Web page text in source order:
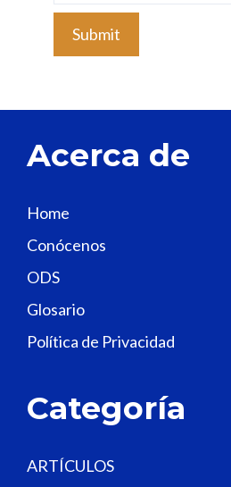
l
a
h
f
i
e
d
b
n
.
Acerca de
Home
Conócenos
ODS
Glosario
Política de Privacidad
Categoría
ARTÍCULOS